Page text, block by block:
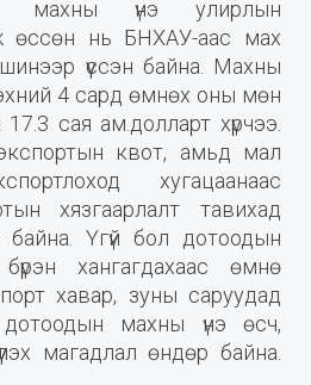
махны үнэ улирлын
өссөн нь БНХАУ-аас мах
үүссэн байна. Махны
4 сард өмнөх оны мөн
сая ам.долларт хүрчээ.
квот, амьд мал
хугацаанаас
хязгаарлалт тавихад
байна. Үгүй бол дотоодын
хангагдахаас өмнө
хавар, зуны саруудад
махны үнэ өсч,
магадлал өндөр байна.